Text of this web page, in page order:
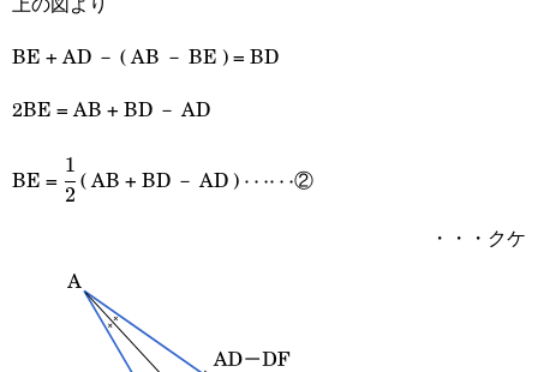
BE + AD － ( AB － BE ) = BD
2BE = AB + BD － AD
BE = \cfrac{1}
{2}
2
1
( AB + BD － AD ) \cdots\cdots
⋯⋯②
・・・クケ